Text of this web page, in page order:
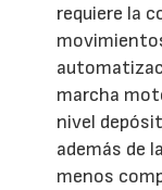
requiere la
marcha
nivel
además de
menos